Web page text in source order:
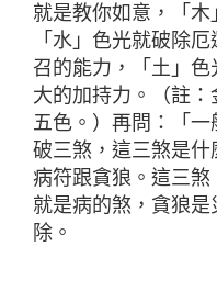
就是教你如意，「木
「水」色光就破除
召的能力，「土」
大的加持力。（註
五色。）再問：「
破三煞，這三煞是什
病符跟貪狼。這三
就是病的煞，貪狼
除。